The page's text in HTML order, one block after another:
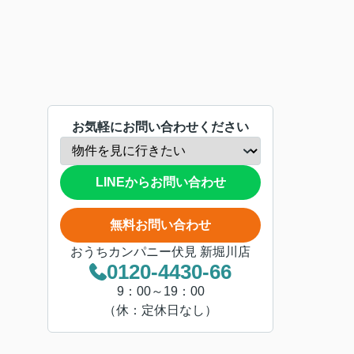
お気軽にお問い合わせください
LINEからお問い合わせ
無料お問い合わせ
おうちカンパニー伏見 新堀川店
0120-4430-66
9：00～19：00
（休：定休日なし）